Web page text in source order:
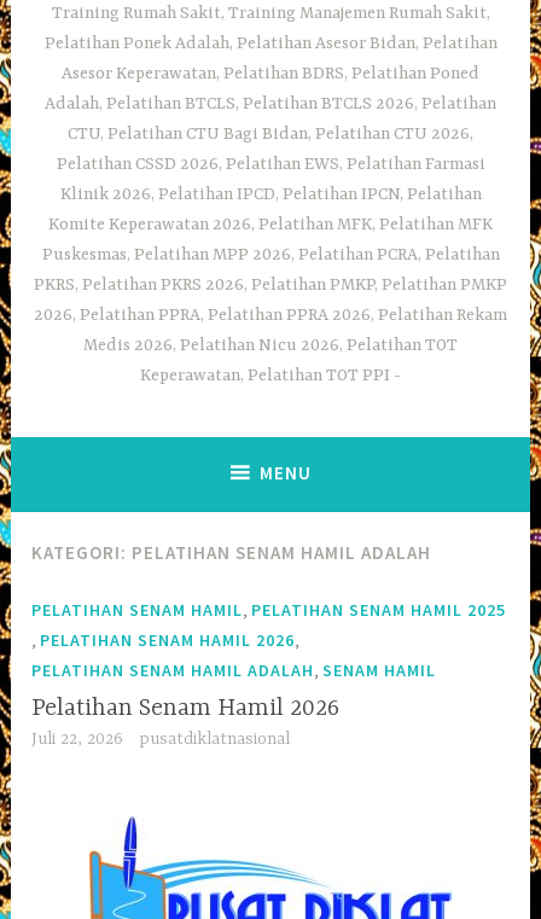
Training Rumah Sakit, Training Manajemen Rumah Sakit,
Pelatihan Ponek Adalah, Pelatihan Asesor Bidan, Pelatihan
Asesor Keperawatan, Pelatihan BDRS, Pelatihan Poned
Adalah, Pelatihan BTCLS, Pelatihan BTCLS 2026, Pelatihan
CTU, Pelatihan CTU Bagi Bidan, Pelatihan CTU 2026,
Pelatihan CSSD 2026, Pelatihan EWS, Pelatihan Farmasi
Klinik 2026, Pelatihan IPCD, Pelatihan IPCN, Pelatihan
Komite Keperawatan 2026, Pelatihan MFK, Pelatihan MFK
Puskesmas, Pelatihan MPP 2026, Pelatihan PCRA, Pelatihan
PKRS, Pelatihan PKRS 2026, Pelatihan PMKP, Pelatihan PMKP
2026, Pelatihan PPRA, Pelatihan PPRA 2026, Pelatihan Rekam
Medis 2026, Pelatihan Nicu 2026, Pelatihan TOT
Keperawatan, Pelatihan TOT PPI
MENU
KATEGORI: PELATIHAN SENAM HAMIL ADALAH
PELATIHAN SENAM HAMIL PELATIHAN SENAM HAMIL 2025
PELATIHAN SENAM HAMIL 2026
PELATIHAN SENAM HAMIL ADALAH ,SENAM HAMIL
Pelatihan Senam Hamil 2026
Juli 22, 2026 pusatdiklatnasional